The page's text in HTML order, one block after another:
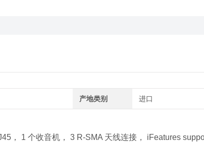
产地类别 进口
， 1 个收音机， 3 R-SMA 天线连接， iFeatures